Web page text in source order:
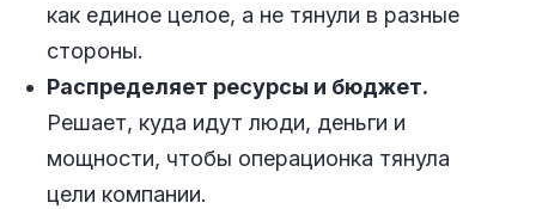
как единое целое, а не тянули в разные
стороны.
Распределяет ресурсы и бюджет.
Решает, куда идут люди, деньги и
мощности, чтобы операционка тянула
цели компании.